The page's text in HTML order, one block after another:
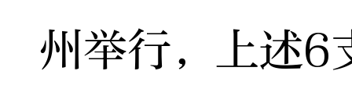
州举行，上述6